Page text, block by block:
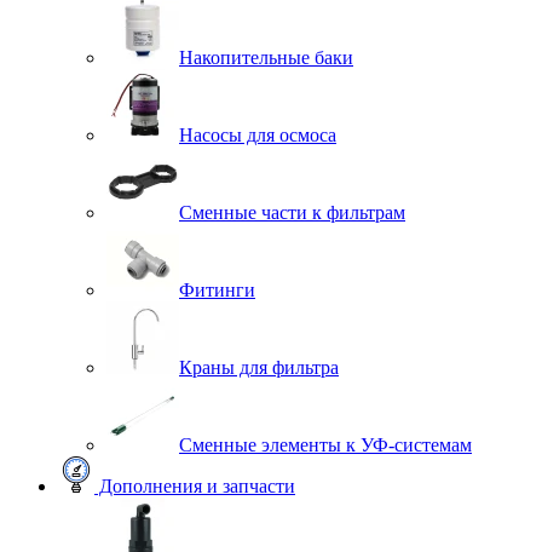
Накопительные баки
Насосы для осмоса
Сменные части к фильтрам
Фитинги
Краны для фильтра
Сменные элементы к УФ-системам
Дополнения и запчасти